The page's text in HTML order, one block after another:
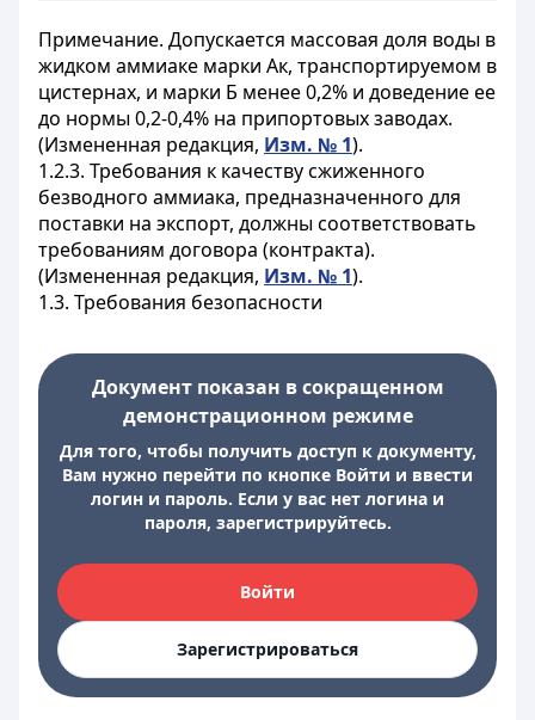
Примечание. Допускается массовая доля воды в
жидком аммиаке марки Ак, транспортируемом в
цистернах, и марки Б менее 0,2% и доведение ее
до нормы 0,2-0,4% на припортовых заводах.
(Измененная редакция, Изм. № 1).
1.2.3. Требования к качеству сжиженного
безводного аммиака, предназначенного для
поставки на экспорт, должны соответствовать
требованиям договора (контракта).
(Измененная редакция, Изм. № 1).
1.3. Требования безопасности
Документ показан в сокращенном
демонстрационном режиме
Для того, чтобы получить доступ к документу,
Вам нужно перейти по кнопке Войти и ввести
логин и пароль. Если у вас нет логина и
пароля, зарегистрируйтесь.
Войти
Зарегистрироваться